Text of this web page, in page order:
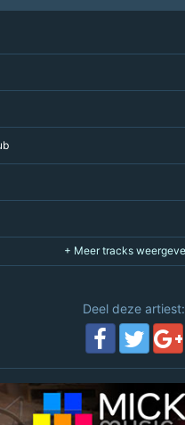
Deel deze artiest: